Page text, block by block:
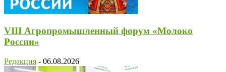
VIII Агропромышленный форум «Молоко
России»
Редакция - 06.08.2026